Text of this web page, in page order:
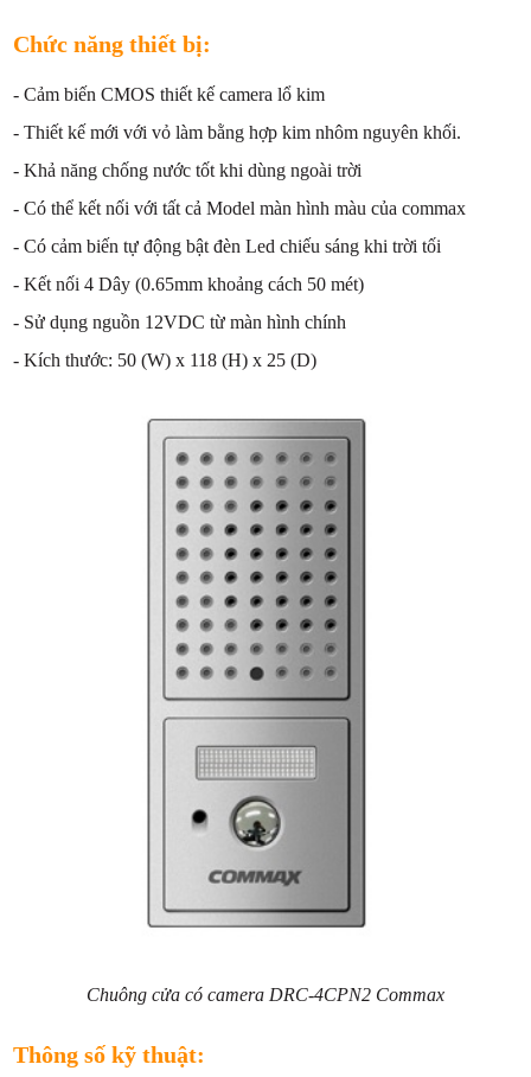
Chức năng thiết bị:
- Cảm biến CMOS thiết kế camera lổ kim
- Thiết kế mới với vỏ làm bằng hợp kim nhôm nguyên khối.
- Khả năng chống nước tốt khi dùng ngoài trời
- Có thể kết nối với tất cả Model màn hình màu của commax
- Có cảm biến tự động bật đèn Led chiếu sáng khi trời tối
- Kết nối 4 Dây (0.65mm khoảng cách 50 mét)
- Sử dụng nguồn 12VDC từ màn hình chính
- Kích thước: 50 (W) x 118 (H) x 25 (D)
Chuông cửa có camera DRC-4CPN2 Commax
Thông số kỹ thuật: